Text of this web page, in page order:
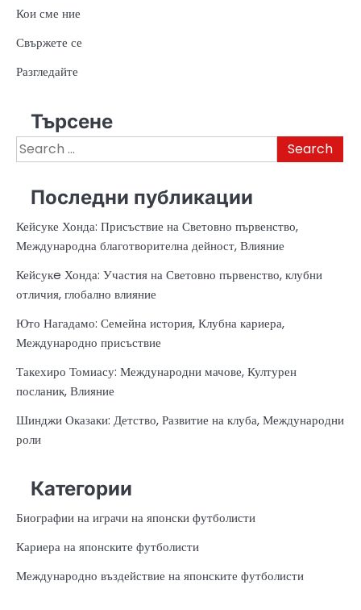
Кои сме ние
Свържете се
Разгледайте
Търсене
Search
for:
Последни публикации
Кейсуке Хонда: Присъствие на Световно първенство,
Международна благотворителна дейност, Влияние
Кейсукe Хонда: Участия на Световно първенство, клубни
отличия, глобално влияние
Юто Нагадамо: Семейна история, Клубна кариера,
Международно присъствие
Такехиро Томиасу: Международни мачове, Културен
посланик, Влияние
Шинджи Оказаки: Детство, Развитие на клуба, Международни
роли
Категории
Биографии на играчи на японски футболисти
Кариера на японските футболисти
Международно въздействие на японските футболисти